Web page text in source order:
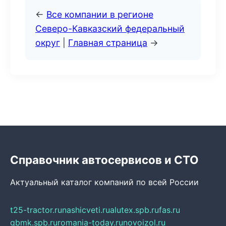
← Все компании в регионе
Северо-Кавказский федеральный
округ
Главная страница →
Справочник автосервисов и СТО
Актуальный каталог компаний по всей России
t25-tractor.runashicveti.rualutex.spb.rufas.ru
gbmk.spb.ruromania-today.runovoizol.ru